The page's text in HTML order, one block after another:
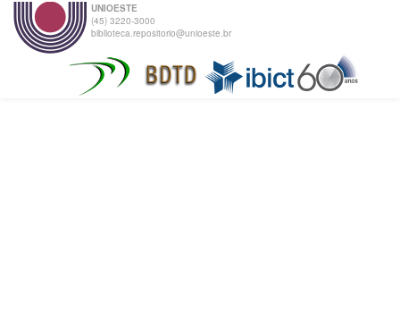
UNIOESTE
(45) 3220-3000
biblioteca.repositorio@unioeste.br